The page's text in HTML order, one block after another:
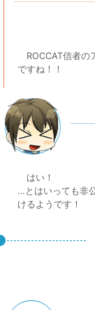
ROCCAT信者の
ですね！！
はい！
…とはいっても非
けるようです！